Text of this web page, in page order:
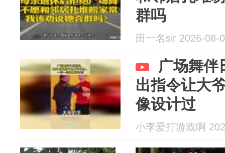
群吗
田一名sir 2026-08-
广场舞伴
出指令让大
像设计过
小李爱打游戏啊